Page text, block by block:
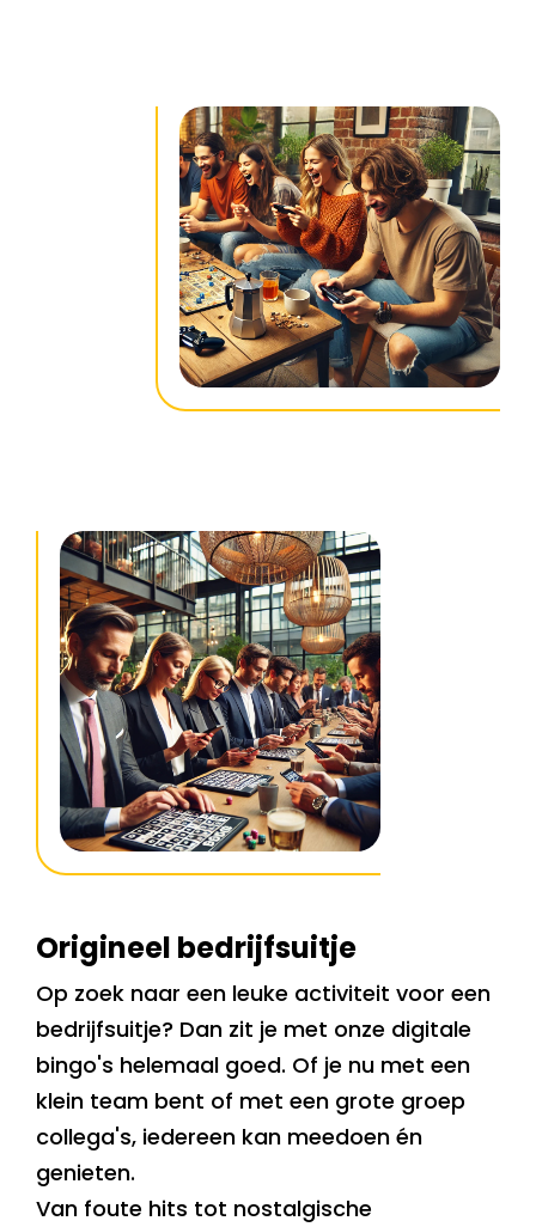
Origineel bedrijfsuitje
Op zoek naar een leuke activiteit voor een
bedrijfsuitje? Dan zit je met onze digitale
bingo's helemaal goed. Of je nu met een
klein team bent of met een grote groep
collega's, iedereen kan meedoen én
genieten.
Van foute hits tot nostalgische